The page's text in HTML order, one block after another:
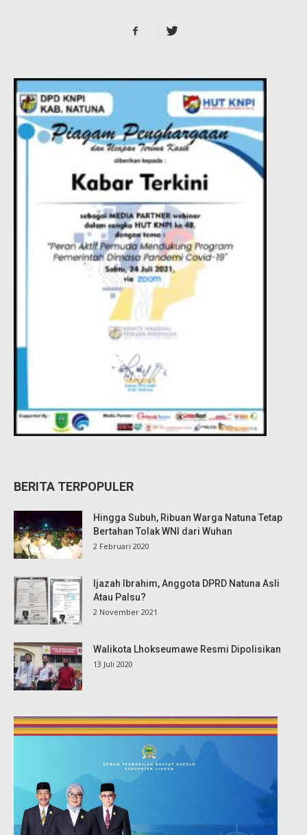
BERITA TERPOPULER
Hingga Subuh, Ribuan Warga Natuna Tetap
Bertahan Tolak WNI dari Wuhan
2 Februari 2020
Ijazah Ibrahim, Anggota DPRD Natuna Asli
Atau Palsu?
2 November 2021
Walikota Lhokseumawe Resmi Dipolisikan
13 Juli 2020